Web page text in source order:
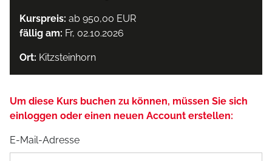
Kurspreis: ab 950,00 EUR
fällig am: Fr, 02.10.2026
Ort: Kitzsteinhorn
Um diese Kurs buchen zu können, müssen Sie sich
einloggen oder einen neuen Account erstellen:
E-Mail-Adresse